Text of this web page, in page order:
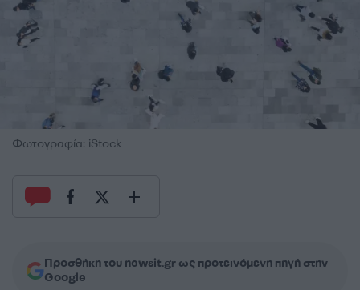
Φωτογραφία: iStock
Προσθήκη του newsit.gr ως προτεινόμενη πηγή στην
Google